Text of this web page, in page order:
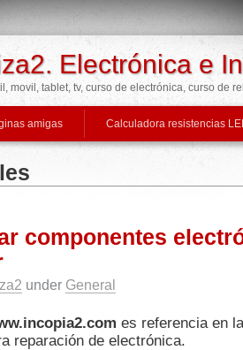
Electrónica e
movil, tablet, tv, curso de electrónica, curso de
amigas Calculadora resistencias
componentes
under General
es referencia en
reparación de electrónica.